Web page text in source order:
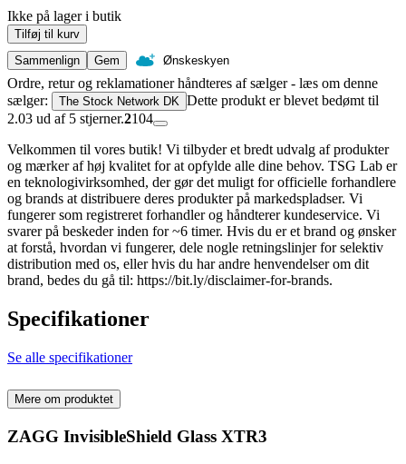
Ikke på lager i butik
Tilføj til kurv
Sammenlign
Gem Ønskeskyen
Ordre, retur og reklamationer håndteres af sælger - læs om denne
sælger:
The Stock Network DK Dette produkt er blevet bedømt til
2.03 ud af 5 stjerner.2104
Velkommen til vores butik! Vi tilbyder et bredt udvalg af produkter
og mærker af høj kvalitet for at opfylde alle dine behov. TSG Lab er
en teknologivirksomhed, der gør det muligt for officielle forhandlere
og brands at distribuere deres produkter på markedspladser. Vi
fungerer som registreret forhandler og håndterer kundeservice. Vi
svarer på beskeder inden for ~6 timer. Hvis du er et brand og ønsker
at forstå, hvordan vi fungerer, dele nogle retningslinjer for selektiv
distribution med os, eller hvis du har andre henvendelser om dit
brand, bedes du gå til: https://bit.ly/disclaimer-for-brands.
Specifikationer
Se alle specifikationer
Mere om produktet
ZAGG InvisibleShield Glass XTR3